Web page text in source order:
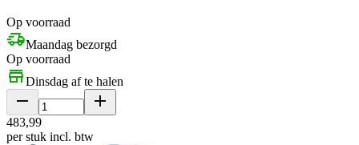
Op voorraad
Maandag bezorgd
Op voorraad
Dinsdag af te halen
483,99
per stuk incl. btw